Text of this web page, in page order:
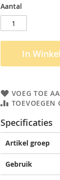
Aantal
In
VOEG TOE
TOEVOEGEN
Specificaties
Artikel groep
Gebruik